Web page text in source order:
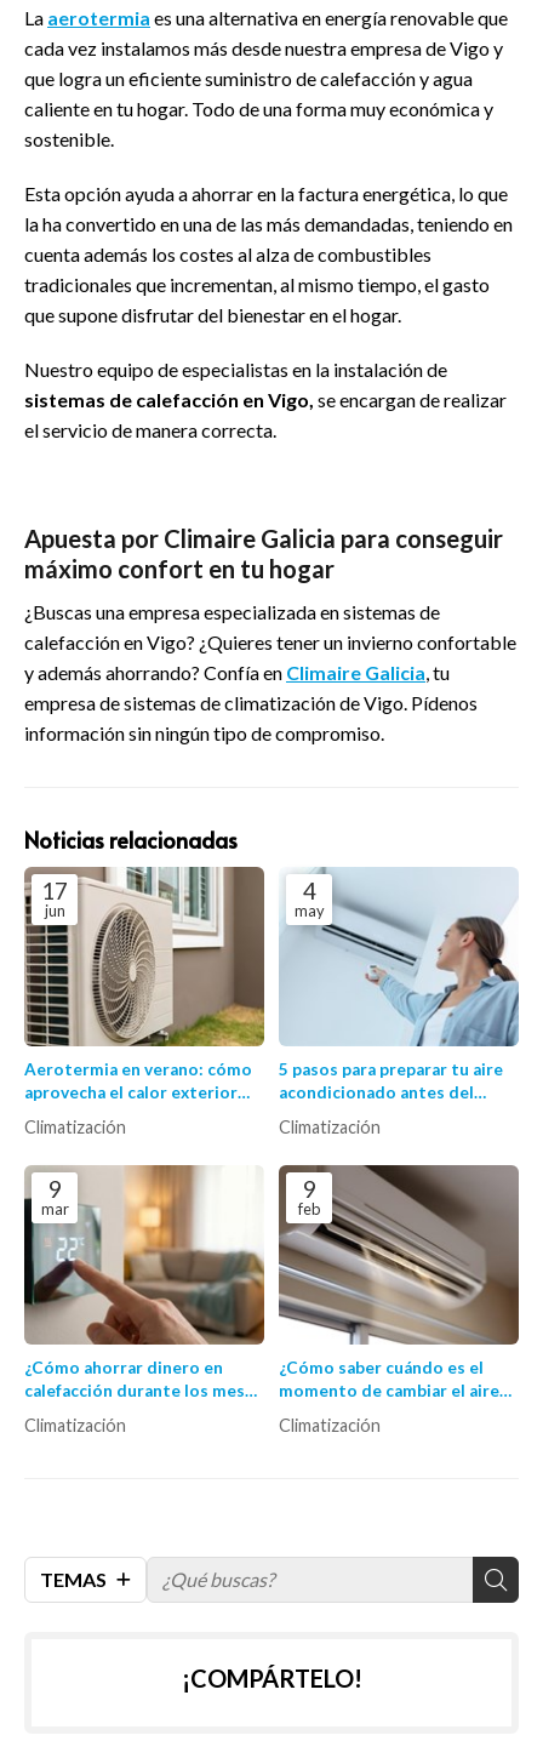
TEMAS
La aerotermia es una alternativa en energía renovable que
cada vez instalamos más desde nuestra empresa de Vigo y
que logra un eficiente suministro de calefacción y agua
caliente en tu hogar. Todo de una forma muy económica y
sostenible.
Esta opción ayuda a ahorrar en la factura energética, lo que
la ha convertido en una de las más demandadas, teniendo en
cuenta además los costes al alza de combustibles
tradicionales que incrementan, al mismo tiempo, el gasto
que supone disfrutar del bienestar en el hogar.
Nuestro equipo de especialistas en la instalación de
sistemas de calefacción en Vigo, se encargan de realizar
el servicio de manera correcta.
Apuesta por Climaire Galicia para conseguir
máximo confort en tu hogar
¿Buscas una empresa especializada en sistemas de
calefacción en Vigo? ¿Quieres tener un invierno confortable
y además ahorrando? Confía en Climaire Galicia, tu
empresa de sistemas de climatización de Vigo. Pídenos
información sin ningún tipo de compromiso.
Noticias relacionadas
17
jun
Aerotermia en verano: cómo
aprovecha el calor exterior
eficientemente
Climatización
4
may
5 pasos para preparar tu aire
acondicionado antes del
Climatización
9
mar
¿Cómo ahorrar dinero en
calefacción durante los meses
Climatización
9
feb
¿Cómo saber cuándo es el
momento de cambiar el aire
nuevo?
Climatización
¡COMPÁRTELO!